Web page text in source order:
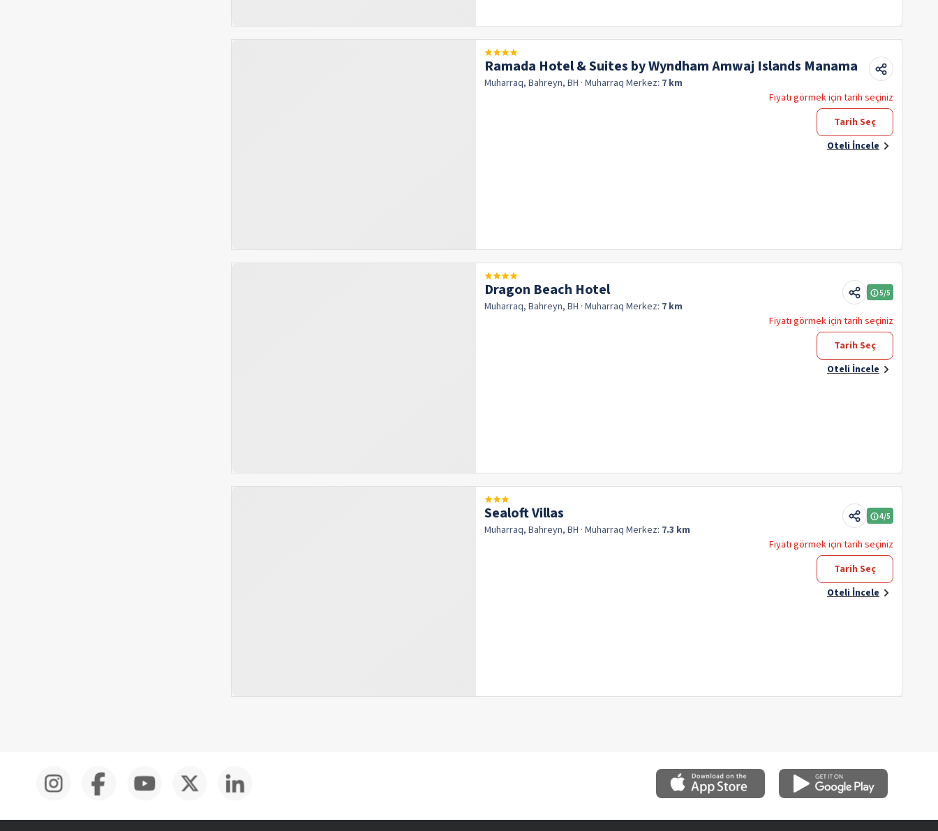
Ramada Hotel & Suites by Wyndham Amwaj Islands Manama
Muharraq, Bahreyn, BH · Muharraq Merkez: 7 km
Fiyatı görmek için tarih seçiniz
Tarih Seç
Oteli İncele
Dragon Beach Hotel
Muharraq, Bahreyn, BH · Muharraq Merkez: 7 km
5/5
Fiyatı görmek için tarih seçiniz
Tarih Seç
Oteli İncele
Sealoft Villas
Muharraq, Bahreyn, BH · Muharraq Merkez: 7.3 km
4/5
Fiyatı görmek için tarih seçiniz
Tarih Seç
Oteli İncele